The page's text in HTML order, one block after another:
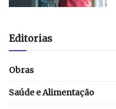
Editorias
Obras
Saúde e Alimentação